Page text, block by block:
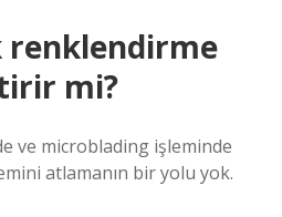
renklendirme
mi?
ve microblading işleminde
atlamanın bir yolu yok.